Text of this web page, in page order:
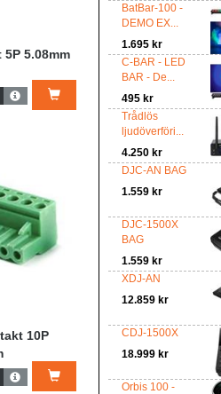
BatBar-100 -
DEMO EX...
1.695 kr
C-BAR - LED
BAR - De...
495 kr
Trådlös
ljudöverföri...
4.250 kr
DJC-AN BAG
1.559 kr
DJC-1500X
BAG
1.559 kr
XDJ-AN
12.859 kr
CDJ-1500X
18.999 kr
Orbis 100 -
5.08mm
10P